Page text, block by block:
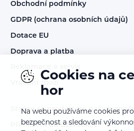
Obchodní podmínky
GDPR (ochrana osobních údajů)
Dotace EU
Doprava a platba
Reklamace a servis
Vrácení zboží
Staňte se prodejcem našich
Přihlášení do B2B sekce
Cookies na
hor
Na webu používáme cookies
bezpečnost a sledování